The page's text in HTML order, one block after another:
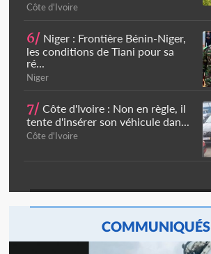
Côte d'Ivoire
6/ Niger : Frontière Bénin-Niger,
les conditions de Tiani pour sa
ré...
Niger
7/ Côte d'Ivoire : Non en règle, il
tente d'insérer son véhicule dan...
Côte d'Ivoire
COMMUNIQUÉS